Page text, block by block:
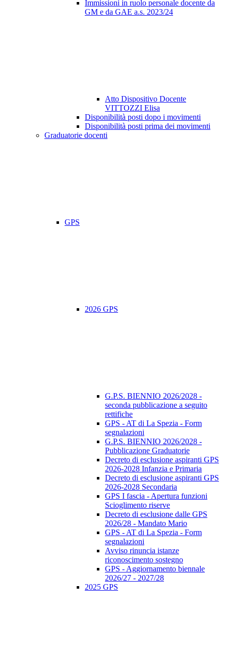
Immissioni in ruolo personale docente da
GM e da GAE a.s. 2023/24
Atto Dispositivo Docente
VITTOZZI Elisa
Disponibilità posti dopo i movimenti
Disponibilità posti prima dei movimenti
Graduatorie docenti
GPS
2026 GPS
G.P.S. BIENNIO 2026/2028 -
seconda pubblicazione a seguito
rettifiche
GPS - AT di La Spezia - Form
segnalazioni
G.P.S. BIENNIO 2026/2028 -
Pubblicazione Graduatorie
Decreto di esclusione aspiranti GPS
2026-2028 Infanzia e Primaria
Decreto di esclusione aspiranti GPS
2026-2028 Secondaria
GPS I fascia - Apertura funzioni
Scioglimento riserve
Decreto di esclusione dalle GPS
2026/28 - Mandato Mario
GPS - AT di La Spezia - Form
segnalazioni
Avviso rinuncia istanze
riconoscimento sostegno
GPS - Aggiornamento biennale
2026/27 - 2027/28
2025 GPS